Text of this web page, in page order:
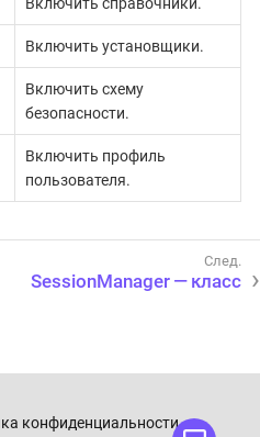
Включить установщики.
Включить схему
безопасности.
Включить профиль
пользователя.
SessionManager — класс
конфиденциальности.